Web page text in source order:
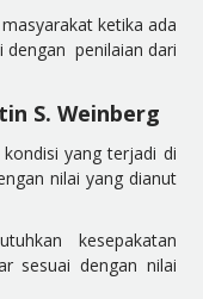
ketika ada
dengan penilaian dari
S. Weinberg
yang terjadi di
nilai yang dianut
kesepakatan
sesuai dengan nilai